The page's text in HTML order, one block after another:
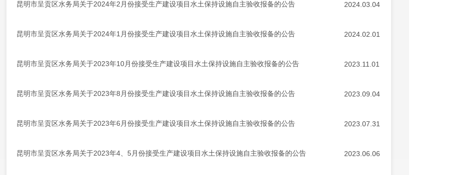
昆明市呈贡区水务局关于2024年2月份接受生产建设项目水土保持设施自主验收报备的公告 2024.03.04
昆明市呈贡区水务局关于2024年1月份接受生产建设项目水土保持设施自主验收报备的公告 2024.02.01
昆明市呈贡区水务局关于2023年10月份接受生产建设项目水土保持设施自主验收报备的公告 2023.11.01
昆明市呈贡区水务局关于2023年8月份接受生产建设项目水土保持设施自主验收报备的公告 2023.09.04
昆明市呈贡区水务局关于2023年6月份接受生产建设项目水土保持设施自主验收报备的公告 2023.07.31
昆明市呈贡区水务局关于2023年4、5月份接受生产建设项目水土保持设施自主验收报备的公告 2023.06.06